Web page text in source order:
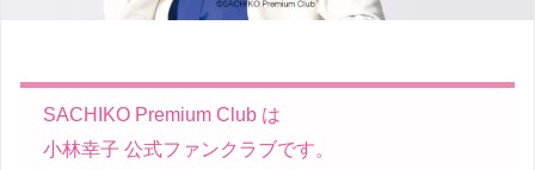
SACHIKO Premium Club は
小林幸子 公式ファンクラブです。